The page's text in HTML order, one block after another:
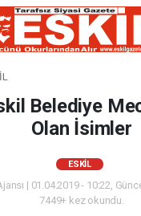
Belediye
Olan İsimler
ESKİL
| 01.04.2019 - 10:22,
7449+ kez okundu.